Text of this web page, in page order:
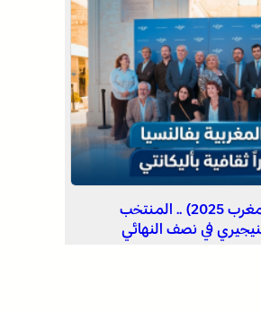
كأس إفريقيا للأمم (المغرب 2025) .. المنتخب
في نصف النهائي